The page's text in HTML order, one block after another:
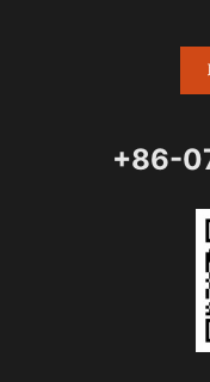
+86-